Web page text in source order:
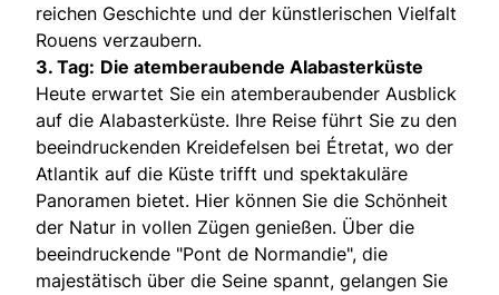
reichen Geschichte und der künstlerischen Vielfalt
Rouens verzaubern.
3. Tag: Die atemberaubende Alabasterküste
Heute erwartet Sie ein atemberaubender Ausblick
auf die Alabasterküste. Ihre Reise führt Sie zu den
beeindruckenden Kreidefelsen bei Étretat, wo der
Atlantik auf die Küste trifft und spektakuläre
Panoramen bietet. Hier können Sie die Schönheit
der Natur in vollen Zügen genießen. Über die
beeindruckende "Pont de Normandie", die
majestätisch über die Seine spannt, gelangen Sie